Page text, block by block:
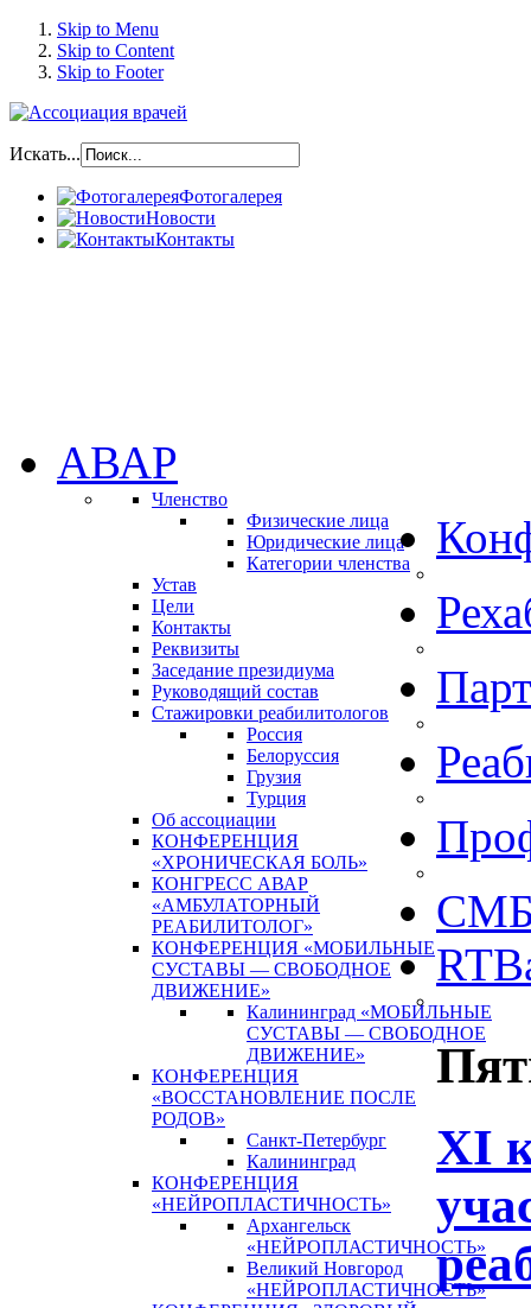
Skip to Menu
Skip to Content
Skip to Footer
Искать...
Фотогалерея
Новости
Контакты
АВАР
Членство
Физические лица
Юридические лица
Категории членства
Устав
Цели
Контакты
Реквизиты
Заседание президиума
Руководящий состав
Стажировки реабилитологов
Россия
Белоруссия
Грузия
Турция
Об ассоциации
КОНФЕРЕНЦИЯ
«ХРОНИЧЕСКАЯ БОЛЬ»
КОНГРЕСС АВАР
«АМБУЛАТОРНЫЙ
РЕАБИЛИТОЛОГ»
КОНФЕРЕНЦИЯ «МОБИЛЬНЫЕ
СУСТАВЫ — СВОБОДНОЕ
ДВИЖЕНИЕ»
Калининград «МОБИЛЬНЫЕ
СУСТАВЫ — СВОБОДНОЕ
ДВИЖЕНИЕ»
КОНФЕРЕНЦИЯ
«ВОССТАНОВЛЕНИЕ ПОСЛЕ
РОДОВ»
Санкт-Петербург
Калининград
КОНФЕРЕНЦИЯ
«НЕЙРОПЛАСТИЧНОСТЬ»
Архангельск
«НЕЙРОПЛАСТИЧНОСТЬ»
Великий Новгород
«НЕЙРОПЛАСТИЧНОСТЬ»
XI